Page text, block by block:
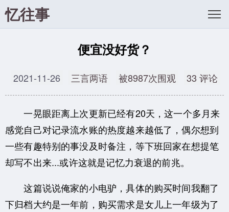
忆往事
便宜没好货？
2021-11-26 三言两语 被8987次围观 33 评论
一晃眼距离上次更新已经有20天，这一个多月来
感觉自己对记录流水账的热度越来越低了，偶尔想到
一些有趣特别的事没及时备注，等下班回家在想提笔
却写不出来...或许这就是记忆力衰退的前兆。
这篇说说俺家的小电驴，具体的购买时间我翻了
下归档大约是一年前，购买需求是女儿上一年级为了